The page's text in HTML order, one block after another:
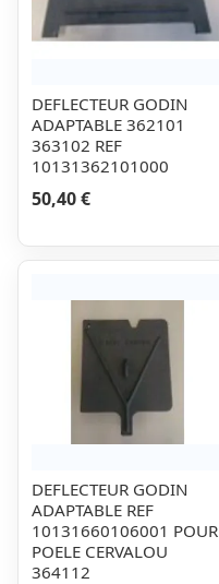
DEFLECTEUR GODIN
ADAPTABLE 362101
363102 REF
10131362101000
50,40 €
DEFLECTEUR GODIN
ADAPTABLE REF
10131660106001 POUR
POELE CERVALOU
364112